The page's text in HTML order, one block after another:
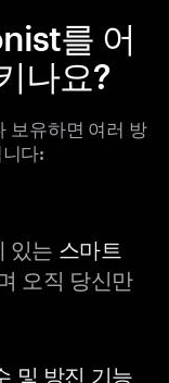
를 어
나요?
보유하면 여러 방
다:
있는 스마트
오직 당신만
및 방진 기능